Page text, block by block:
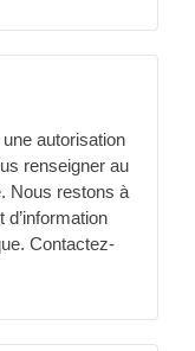
autorisation
renseigner au
Nous restons à
Contactez-